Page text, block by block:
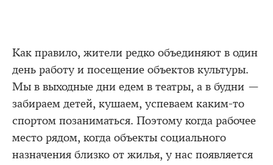
Как правило, жители редко объединяют в один
день работу и посещение объектов культуры.
Мы в выходные дни едем в театры, а в будни —
забираем детей, кушаем, успеваем каким-то
спортом позаниматься. Поэтому когда рабочее
место рядом, когда объекты социального
назначения близко от жилья, у нас появляется